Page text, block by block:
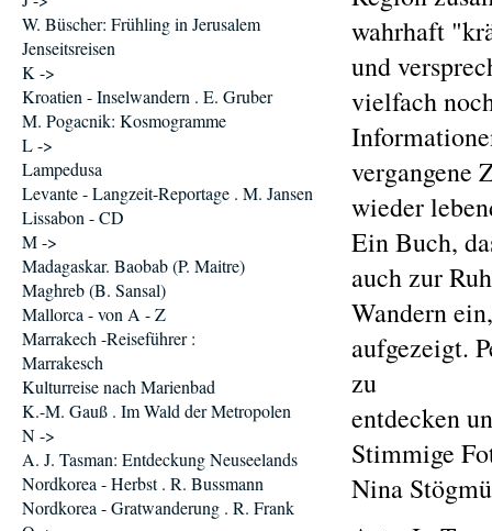
wahrhaft
und
vielfach
vergangene
wieder
Ein Buch,
auch zur
Wandern
aufgezeigt.
zu
entdecken
Stimmige
Nina
W. Büscher: Frühling in Jerusalem
Jenseitsreisen
K ->
Kroatien - Inselwandern . E. Gruber
M. Pogacnik: Kosmogramme
L ->
Lampedusa
Levante - Langzeit-Reportage . M. Jansen
Lissabon - CD
M ->
Madagaskar. Baobab (P. Maitre)
Maghreb (B. Sansal)
Mallorca - von A - Z
Marrakech -Reiseführer :
Marrakesch
Kulturreise nach Marienbad
K.-M. Gauß . Im Wald der Metropolen
N ->
A. J. Tasman: Entdeckung Neuseelands
Nordkorea - Herbst . R. Bussmann
Nordkorea - Gratwanderung . R. Frank